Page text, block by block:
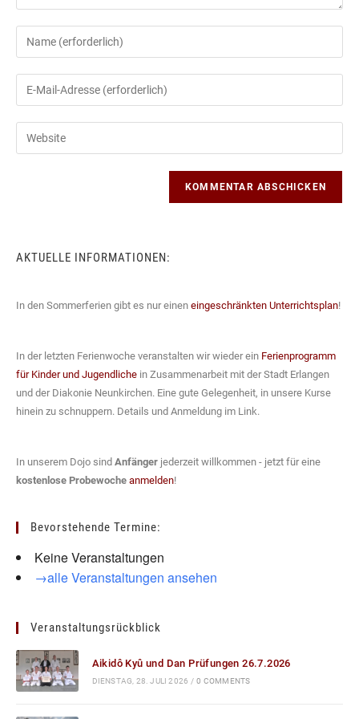
deinen
Namen
oder
zum
Kommentieren
deine
E-
Mail-
deine
AKTUELLE INFORMATIONEN:
In den Sommerferien gibt es nur einen eingeschränkten Unterrichtsplan!
In der letzten Ferienwoche veranstalten wir wieder ein Ferienprogramm
für Kinder und Jugendliche in Zusammenarbeit mit der Stadt Erlangen
und der Diakonie Neunkirchen. Eine gute Gelegenheit, in unsere Kurse
hinein zu schnuppern. Details und Anmeldung im Link.
In unserem Dojo sind Anfänger jederzeit willkommen - jetzt für eine
kostenlose Probewoche anmelden!
Bevorstehende Termine:
Keine Veranstaltungen
→alle Veranstaltungen ansehen
Veranstaltungsrückblick
Aikidô Kyû und Dan Prüfungen 26.7.2026
DIENSTAG, 28. JULI 2026 / 0 COMMENTS